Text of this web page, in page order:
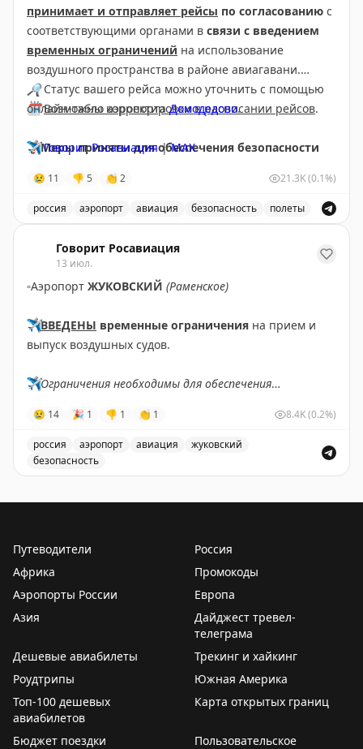
принимает и отправляет рейсы по согласованию с
соответствующими органами в связи с введением
временных ограничений на использование
воздушного пространства в районе авиагавани.
🗓 Возможны корректировки в расписании рейсов.
❗️Меры приняты для обеспечения безопасности
🔎Статус вашего рейса можно уточнить с помощью
онлайн-табло аэропортаДомодедово.
✈️ Говорит Росавиация|МАХ
😢 11 👎 5 👏 2 21.3K(0.1%)
россия аэропорт авиация безопасность полеты
Говорит Росавиация
13 июл.
▫️Аэропорт ЖУКОВСКИЙ (Раменское)
✈️ВВЕДЕНЫ временные ограничения на прием и
выпуск воздушных судов.
✈️Ограничения необходимы для обеспечения
✈️ Говорит Росавиация|MАХ
😢 14 🎉 1 👎 1 👏 1 8.4K(0.2%)
россия аэропорт авиация
жуковский
безопасность
Путеводители
Россия
Африка
Промокоды
Аэропорты России
Европа
Азия
Дайджест тревел-
телеграма
Дешевые авиабилеты
Трекинг и хайкинг
Роудтрипы
Южная Америка
Топ-100 дешевых
авиабилетов
Карта открытых границ
Бюджет поездки Пользовательское